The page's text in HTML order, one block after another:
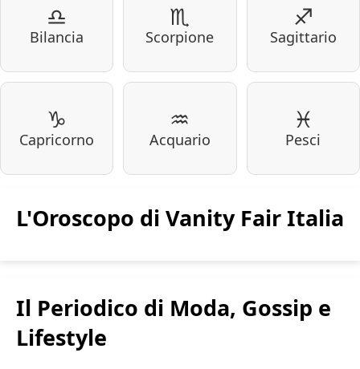
♎
Bilancia
♏
Scorpione
♐
Sagittario
♑
Capricorno
♒
Acquario
♓
Pesci
L'Oroscopo di Vanity Fair Italia
Il Periodico di Moda, Gossip e
Lifestyle